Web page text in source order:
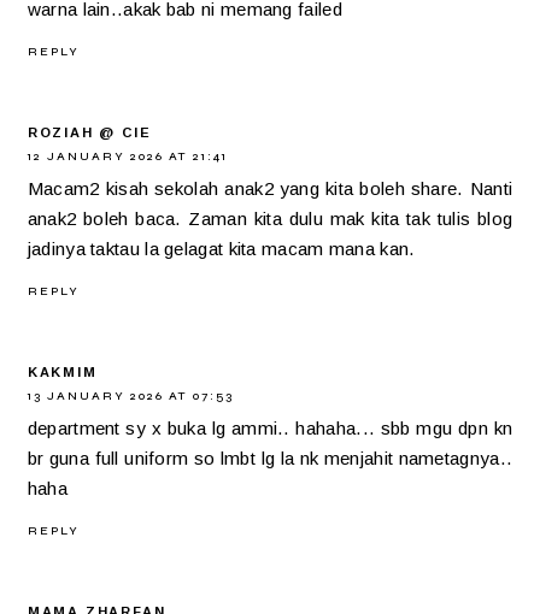
warna lain..akak bab ni memang failed
REPLY
ROZIAH @ CIE
12 JANUARY 2026 AT 21:41
Macam2 kisah sekolah anak2 yang kita boleh share. Nanti
anak2 boleh baca. Zaman kita dulu mak kita tak tulis blog
jadinya taktau la gelagat kita macam mana kan.
REPLY
KAKMIM
13 JANUARY 2026 AT 07:53
department sy x buka lg ammi.. hahaha... sbb mgu dpn kn
br guna full uniform so lmbt lg la nk menjahit nametagnya..
haha
REPLY